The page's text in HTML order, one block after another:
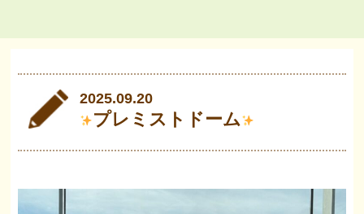
2025.09.20
プレミストドーム